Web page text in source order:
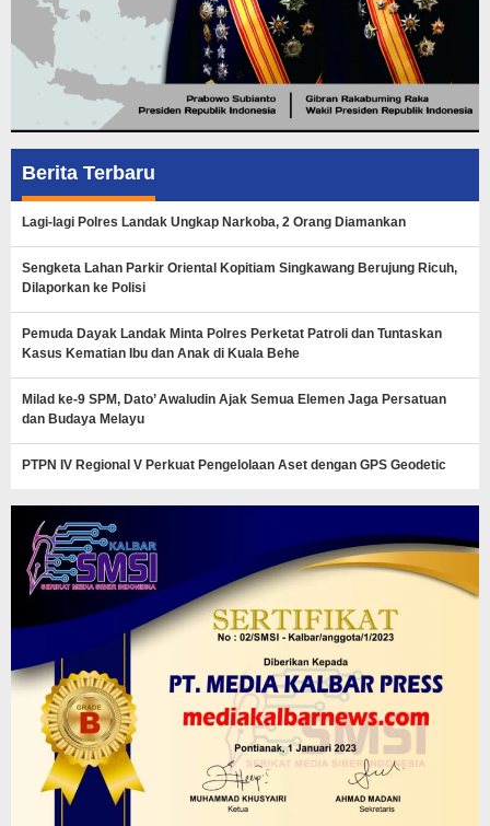
Berita Terbaru
Lagi-lagi Polres Landak Ungkap Narkoba, 2 Orang Diamankan
Sengketa Lahan Parkir Oriental Kopitiam Singkawang Berujung Ricuh,
Dilaporkan ke Polisi
Pemuda Dayak Landak Minta Polres Perketat Patroli dan Tuntaskan
Kasus Kematian Ibu dan Anak di Kuala Behe
Milad ke-9 SPM, Dato’ Awaludin Ajak Semua Elemen Jaga Persatuan
dan Budaya Melayu
PTPN IV Regional V Perkuat Pengelolaan Aset dengan GPS Geodetic